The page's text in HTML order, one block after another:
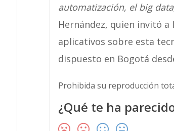
automatización, el big
Hernández, quien invitó
aplicativos sobre esta
dispuesto en Bogotá
Prohibida su reproducción
¿Qué te ha